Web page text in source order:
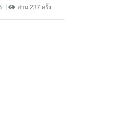
อ่าน 237 ครั้ง